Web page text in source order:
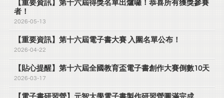
【重要資訊】第十六屆得獎名單出爐囉！恭喜所有獲獎參賽
者！
2026-05-13
【重要資訊】第十六屆電子書大賽 入圍名單公布！
2026-04-22
【貼心提醒】第十六屆全國教育盃電子書創作大賽倒數10天
2026-03-17